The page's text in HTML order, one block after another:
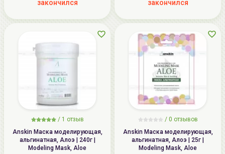
закончился закончился
/ 1 отзыв
Anskin Маска моделирующая,
альгинатная, Алоэ | 240г |
Modeling Mask, Aloe
/ 0 отзывов
Anskin Маска моделирующая,
альгинатная, Алоэ | 25г |
Modeling Mask, Aloe